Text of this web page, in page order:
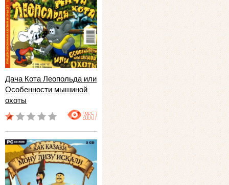
Дача Кота Леопольда или
Особенности мышиной
охоты
28657